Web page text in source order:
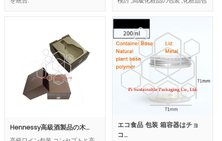
装箱にデザイン コンセプト ,ピラ
ミッドの形は、マーケティング能
力を劇的に高めます。
Hennessy高級酒製品の木…
エコ食品 包装 箱容器はチョ
コ…